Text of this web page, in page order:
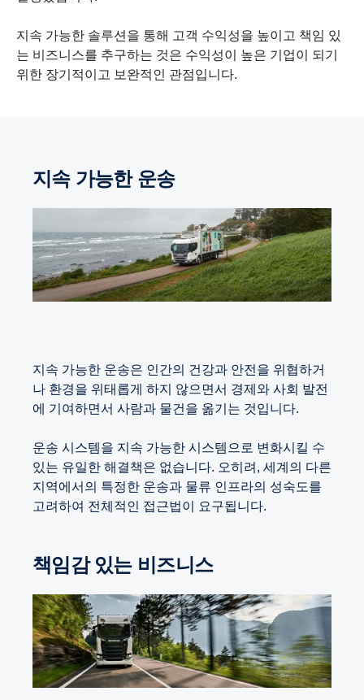
지속 가능한 솔루션을 통해 고객 수익성을 높이고 책임 있
는 비즈니스를 추구하는 것은 수익성이 높은 기업이 되기
위한 장기적이고 보완적인 관점입니다.
지속 가능한 운송
지속 가능한 운송은 인간의 건강과 안전을 위협하거
나 환경을 위태롭게 하지 않으면서 경제와 사회 발전
에 기여하면서 사람과 물건을 옮기는 것입니다.
운송 시스템을 지속 가능한 시스템으로 변화시킬 수
있는 유일한 해결책은 없습니다. 오히려, 세계의 다른
지역에서의 특정한 운송과 물류 인프라의 성숙도를
고려하여 전체적인 접근법이 요구됩니다.
책임감 있는 비즈니스